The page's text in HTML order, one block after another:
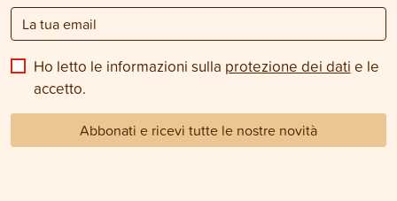
Ho letto le informazioni sulla protezione dei dati e le
accetto.
Abbonati e ricevi tutte le nostre novità